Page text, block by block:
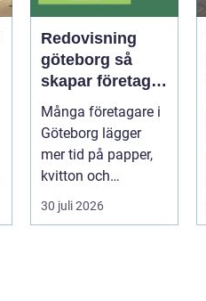
Redovisning
göteborg så
skapar företag
bättre kontroll
och mer tid
Många företagare i
Göteborg lägger
mer tid på papper,
kvitton och
myndighetskrav än
på kunder och ut...
30 juli 2026